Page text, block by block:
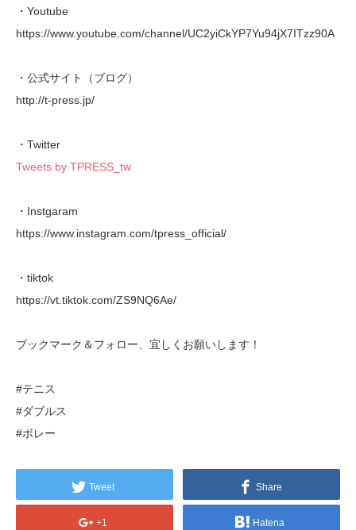
・Youtube
https://www.youtube.com/channel/UC2yiCkYP7Yu94jX7ITzz90A
・公式サイト（ブログ）
http://t-press.jp/
・Twitter
Tweets by TPRESS_tw
・Instgaram
https://www.instagram.com/tpress_official/
・tiktok
https://vt.tiktok.com/ZS9NQ6Ae/
ブックマーク＆フォロー、宜しくお願いします！
#テニス
#ダブルス
#ボレー
Tweet Share
+1 Hatena